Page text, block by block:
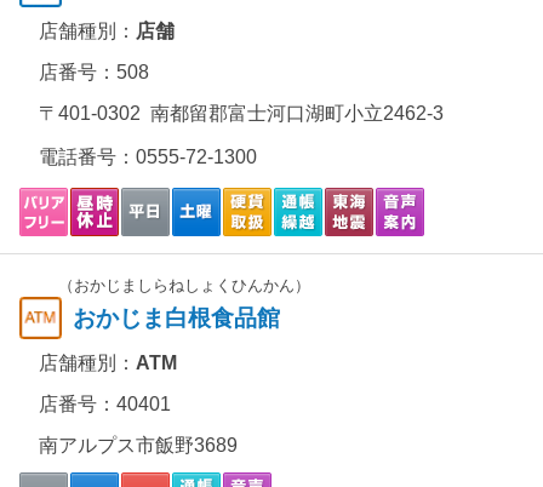
店舗種別： 店舗
店番号：508
〒401-0302 南都留郡富士河口湖町小立2462-3
電話番号： 0555-72-1300
（おかじましらねしょくひんかん）
おかじま白根食品館
店舗種別： ATM
店番号：40401
南アルプス市飯野3689